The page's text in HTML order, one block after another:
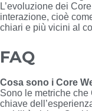
L’evoluzione dei
interazione, cioè
chiari e più vicini al
FAQ
Cosa sono i Core
Sono le metriche che
chiave